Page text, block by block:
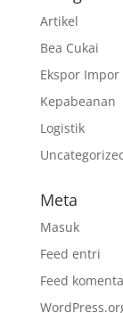
Artikel
Bea Cukai
Ekspor Impor
Kepabeanan
Logistik
Meta
Masuk
Feed entri
Feed